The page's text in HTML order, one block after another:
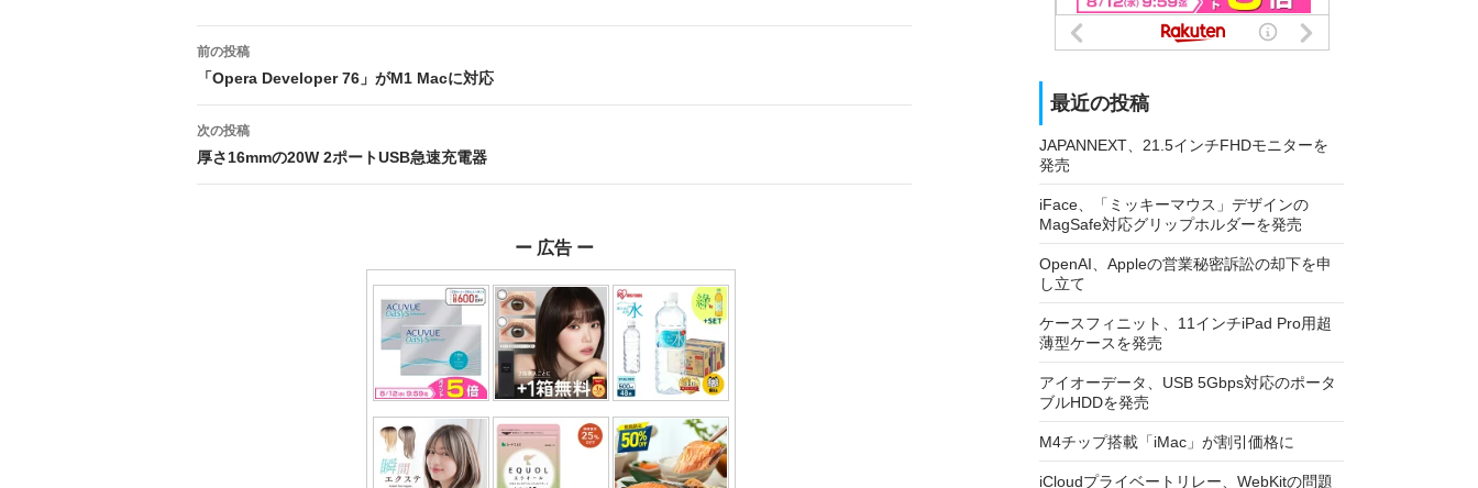
投
稿
ナ
ビ
前の投稿
「Opera Developer 76」がM1 Macに対応
次の投稿
厚さ16mmの20W 2ポートUSB急速充電器
ー 広告 ー
最近の投稿
JAPANNEXT、21.5インチFHDモニターを
発売
iFace、「ミッキーマウス」デザインの
MagSafe対応グリップホルダーを発売
OpenAI、Appleの営業秘密訴訟の却下を申
し立て
ケースフィニット、11インチiPad Pro用超
薄型ケースを発売
アイオーデータ、USB 5Gbps対応のポータ
ブルHDDを発売
M4チップ搭載「iMac」が割引価格に
iCloudプライベートリレー、WebKitの問題